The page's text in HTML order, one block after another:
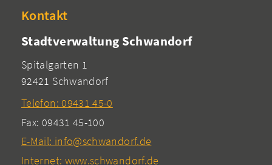
Kontakt
Stadtverwaltung Schwandorf
Spitalgarten 1
92421 Schwandorf
Telefon: 09431 45-0
Fax: 09431 45-100
E-Mail: info@schwandorf.de
Internet: www.schwandorf.de